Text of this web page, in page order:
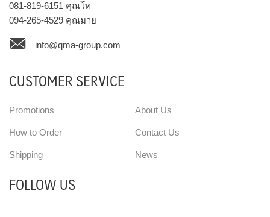
081-819-6151 คุณโท
094-265-4529 คุณมาย
info@qma-group.com
CUSTOMER SERVICE
Promotions
How to Order
Shipping
About Us
Contact Us
News
FOLLOW US